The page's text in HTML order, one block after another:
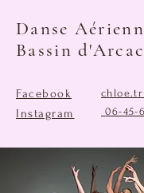
Danse
Bassin
Facebook
Instagram
06-45-